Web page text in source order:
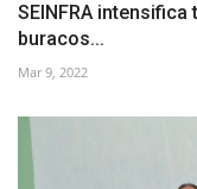
SEINFRA
buracos...
Mar 9, 2022